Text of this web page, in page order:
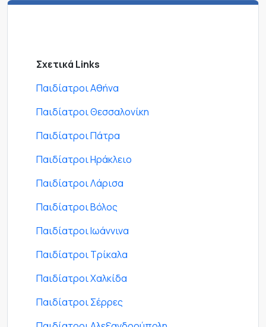
Σχετικά Links
Παιδίατροι Αθήνα
Παιδίατροι Θεσσαλονίκη
Παιδίατροι Πάτρα
Παιδίατροι Ηράκλειο
Παιδίατροι Λάρισα
Παιδίατροι Βόλος
Παιδίατροι Ιωάννινα
Παιδίατροι Τρίκαλα
Παιδίατροι Χαλκίδα
Παιδίατροι Σέρρες